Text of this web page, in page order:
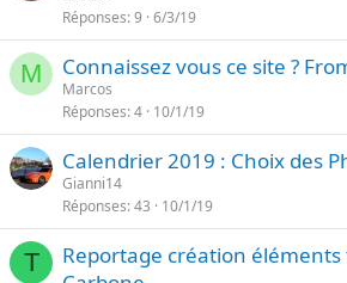
Réponses 9 6/3/19
M Connaissez vous ce site ?
Marcos
Réponses 4 10/1/19
Calendrier 2019 : Choix des
Gianni14
Réponses 43 10/1/19
T
Reportage création